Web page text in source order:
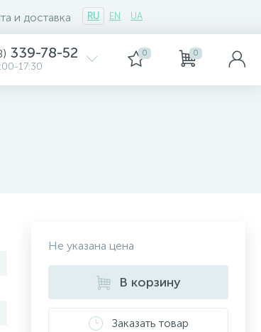
и доставка RU EN UA
339-78-52
17:30
0 0
Не указана цена
В корзину
Заказать товар